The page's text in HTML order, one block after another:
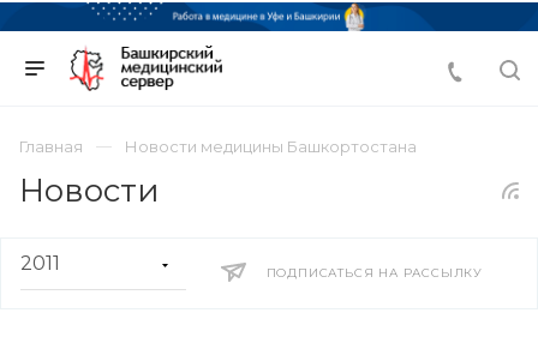
Главная Новости медицины Башкортостана
Новости
ПОДПИСАТЬСЯ НА РАССЫЛКУ